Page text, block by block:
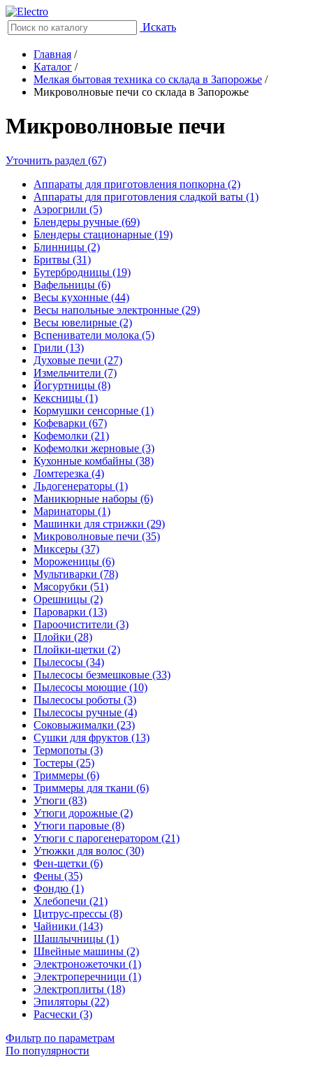
Искать
Главная /
Каталог /
Мелкая бытовая техника со склада в Запорожье /
Микроволновые печи со склада в Запорожье
Микроволновые печи
Уточнить раздел (67)
Аппараты для приготовления попкорна (2)
Аппараты для приготовления сладкой ваты (1)
Аэрогрили (5)
Блендеры ручные (69)
Блендеры стационарные (19)
Блинницы (2)
Бритвы (31)
Бутербродницы (19)
Вафельницы (6)
Весы кухонные (44)
Весы напольные электронные (29)
Весы ювелирные (2)
Вспениватели молока (5)
Грили (13)
Духовые печи (27)
Измельчители (7)
Йогуртницы (8)
Кексницы (1)
Кормушки сенсорные (1)
Кофеварки (67)
Кофемолки (21)
Кофемолки жерновые (3)
Кухонные комбайны (38)
Ломтерезка (4)
Льдогенераторы (1)
Маникюрные наборы (6)
Маринаторы (1)
Машинки для стрижки (29)
Микроволновые печи (35)
Миксеры (37)
Мороженицы (6)
Мультиварки (78)
Мясорубки (51)
Орешницы (2)
Пароварки (13)
Пароочистители (3)
Плойки (28)
Плойки-щетки (2)
Пылесосы (34)
Пылесосы безмешковые (33)
Пылесосы моющие (10)
Пылесосы роботы (3)
Пылесосы ручные (4)
Соковыжималки (23)
Сушки для фруктов (13)
Термопоты (3)
Тостеры (25)
Триммеры (6)
Триммеры для ткани (6)
Утюги (83)
Утюги дорожные (2)
Утюги паровые (8)
Утюги с парогенератором (21)
Утюжки для волос (30)
Фен-щетки (6)
Фены (35)
Фондю (1)
Хлебопечи (21)
Цитрус-прессы (8)
Чайники (143)
Шашлычницы (1)
Швейные машины (2)
Электроножеточки (1)
Электроперечници (1)
Электроплиты (18)
Эпиляторы (22)
Расчески (3)
Фильтр по параметрам
По популярности